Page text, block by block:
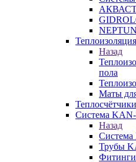
NEPTUN
Назад
пола
Маты
Теплосчётчики
Система
Назад
Трубы